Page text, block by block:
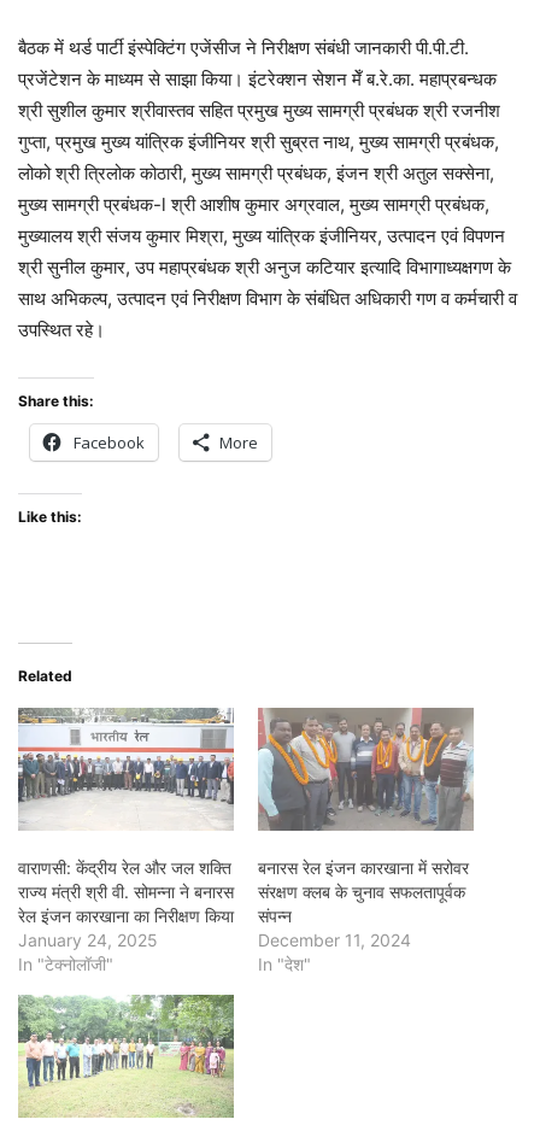
बैठक में थर्ड पार्टी इंस्पेक्टिंग एजेंसीज ने निरीक्षण संबंधी जानकारी पी.पी.टी.
प्रजेंटेशन के माध्यम से साझा किया। इंटरेक्शन सेशन मेँ ब.रे.का. महाप्रबन्धक
श्री सुशील कुमार श्रीवास्तव सहित प्रमुख मुख्य सामग्री प्रबंधक श्री रजनीश
गुप्ता, प्रमुख मुख्य यांत्रिक इंजीनियर श्री सुब्रत नाथ, मुख्य सामग्री प्रबंधक,
लोको श्री त्रिलोक कोठारी, मुख्य सामग्री प्रबंधक, इंजन श्री अतुल सक्सेना,
मुख्य सामग्री प्रबंधक-l श्री आशीष कुमार अग्रवाल, मुख्य सामग्री प्रबंधक,
मुख्यालय श्री संजय कुमार मिश्रा, मुख्य यांत्रिक इंजीनियर, उत्पादन एवं विपणन
श्री सुनील कुमार, उप महाप्रबंधक श्री अनुज कटियार इत्यादि विभागाध्यक्षगण के
साथ अभिकल्प, उत्पादन एवं निरीक्षण विभाग के संबंधित अधिकारी गण व कर्मचारी व
उपस्थित रहे।
Share this:
Facebook More
Like this:
Related
वाराणसी: केंद्रीय रेल और जल शक्ति
राज्य मंत्री श्री वी. सोमन्ना ने बनारस
रेल इंजन कारखाना का निरीक्षण किया
January 24, 2025
In "टेक्नोलॉजी"
बनारस रेल इंजन कारखाना में सरोवर
संरक्षण क्लब के चुनाव सफलतापूर्वक
संपन्न
December 11, 2024
In "देश"